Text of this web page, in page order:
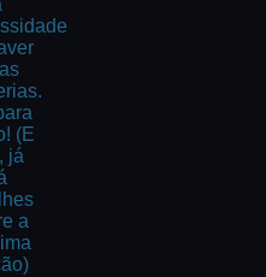
(E
já
a